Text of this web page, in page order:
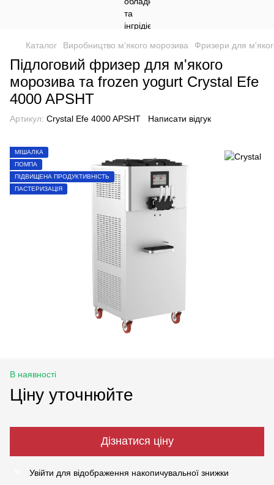
Каталог Виробництво м'якого морозива Фризери для
Підлоговий фризер для м'якого
морозива та frozen yogurt Crystal Efe
4000 APSHT
Артикул: Crystal Efe 4000 APSHT Написати відгук
МІШАЛКА
ПОМПА
ПІДВИЩЕНА ПРОДУКТИВНІСТЬ
ПАСТЕРИЗАЦІЯ
В наявності
Ціну уточнюйте
Дізнатися ціну
Увійти для відображення накопичувальної знижки